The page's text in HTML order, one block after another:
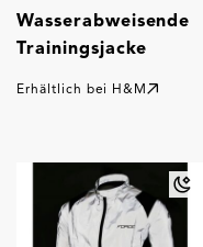
Wasserabweisende
Trainingsjacke
Erhältlich bei H&M